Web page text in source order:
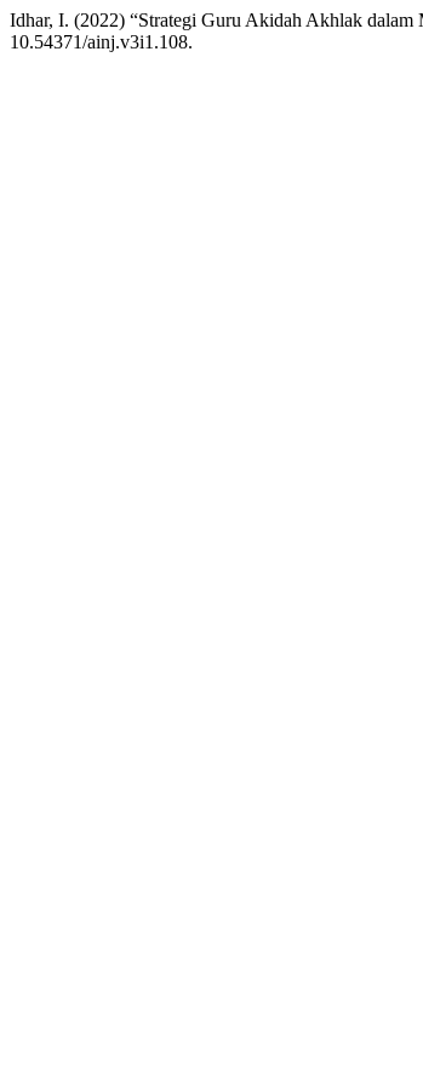
Idhar, I. (2022) “Strategi Guru Akidah Akhlak dalam
10.54371/ainj.v3i1.108.